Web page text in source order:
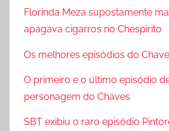
u
a
r
r
Florinda Meza supostamente
apagava cigarros no Chespirito
Os melhores episódios do
O primeiro e o último episódio
personagem do Chaves
SBT exibiu o raro episódio